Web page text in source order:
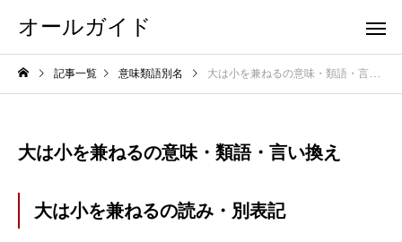
オールガイド
記事一覧 意味類語別名 大は小を兼ねるの意味・類語・言い換え
大は小を兼ねるの意味・類語・言い換え
大は小を兼ねるの読み・別表記